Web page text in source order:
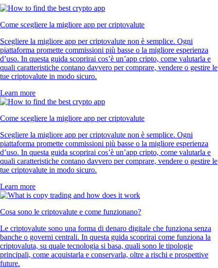
Come scegliere la migliore app per criptovalute
Scegliere la migliore app per criptovalute non è semplice. Ogni
piattaforma promette commissioni più basse o la migliore esperienza
d’uso. In questa guida scoprirai cos’è un’app cripto, come valutarla e
quali caratteristiche contano davvero per comprare, vendere o gestire le
tue criptovalute in modo sicuro.
Learn more
Come scegliere la migliore app per criptovalute
Scegliere la migliore app per criptovalute non è semplice. Ogni
piattaforma promette commissioni più basse o la migliore esperienza
d’uso. In questa guida scoprirai cos’è un’app cripto, come valutarla e
quali caratteristiche contano davvero per comprare, vendere o gestire le
tue criptovalute in modo sicuro.
Learn more
Cosa sono le criptovalute e come funzionano?
Le criptovalute sono una forma di denaro digitale che funziona senza
banche o governi centrali. In questa guida scoprirai come funziona la
criptovaluta, su quale tecnologia si basa, quali sono le tipologie
principali, come acquistarla e conservarla, oltre a rischi e prospettive
future.